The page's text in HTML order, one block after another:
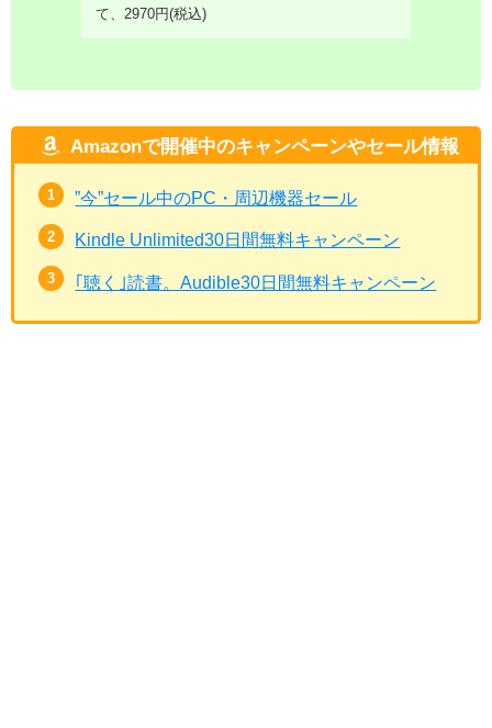
て、2970円(税込)
Amazonで開催中のキャンペーンやセール情報
”今”セール中のPC・周辺機器セール
Kindle Unlimited30日間無料キャンペーン
｢聴く｣読書。Audible30日間無料キャンペーン